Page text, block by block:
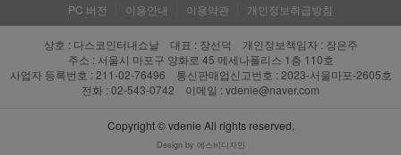
PC 버전 이용안내 이용약관 개인정보취급방침
상호 : 다스코인터내쇼날 대표 : 장선덕 개인정보책임자 : 장은주
주소 : 서울시 마포구 양화로 45 메세나폴리스 1층 110호
사업자 등록번호 : 211-02-76496 통신판매업신고번호 : 2023-서울마포-2605호
전화 : 02-543-0742 이메일 : vdenie@naver.com
Copyright © vdenie All rights reserved.
Design by 에스비디자인